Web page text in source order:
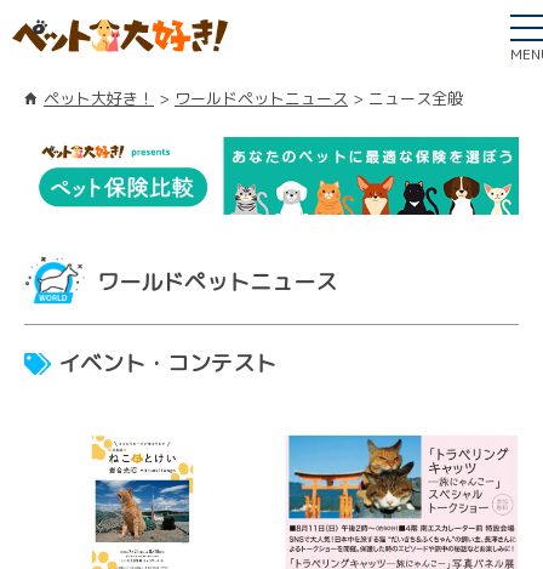
ペット大好き！ ワールドペットニュース ニュース全般
ワールドペットニュース
イベント・コンテスト